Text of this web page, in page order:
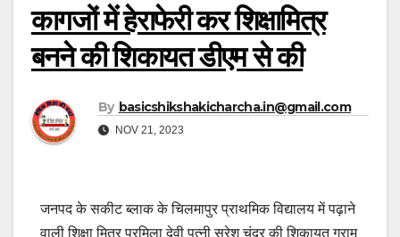
कागजों में हेराफेरी कर शिक्षामित्र
बनने की शिकायत डीएम से की
By basicshikshakicharcha.in@gmail.com
NOV 21, 2023
जनपद के सकीट ब्लाक के चिलमापुर प्राथमिक विद्यालय में पढ़ाने
वाली शिक्षा मित्र प्रमिला देवी पत्नी सुरेश चंद्र की शिकायत ग्राम